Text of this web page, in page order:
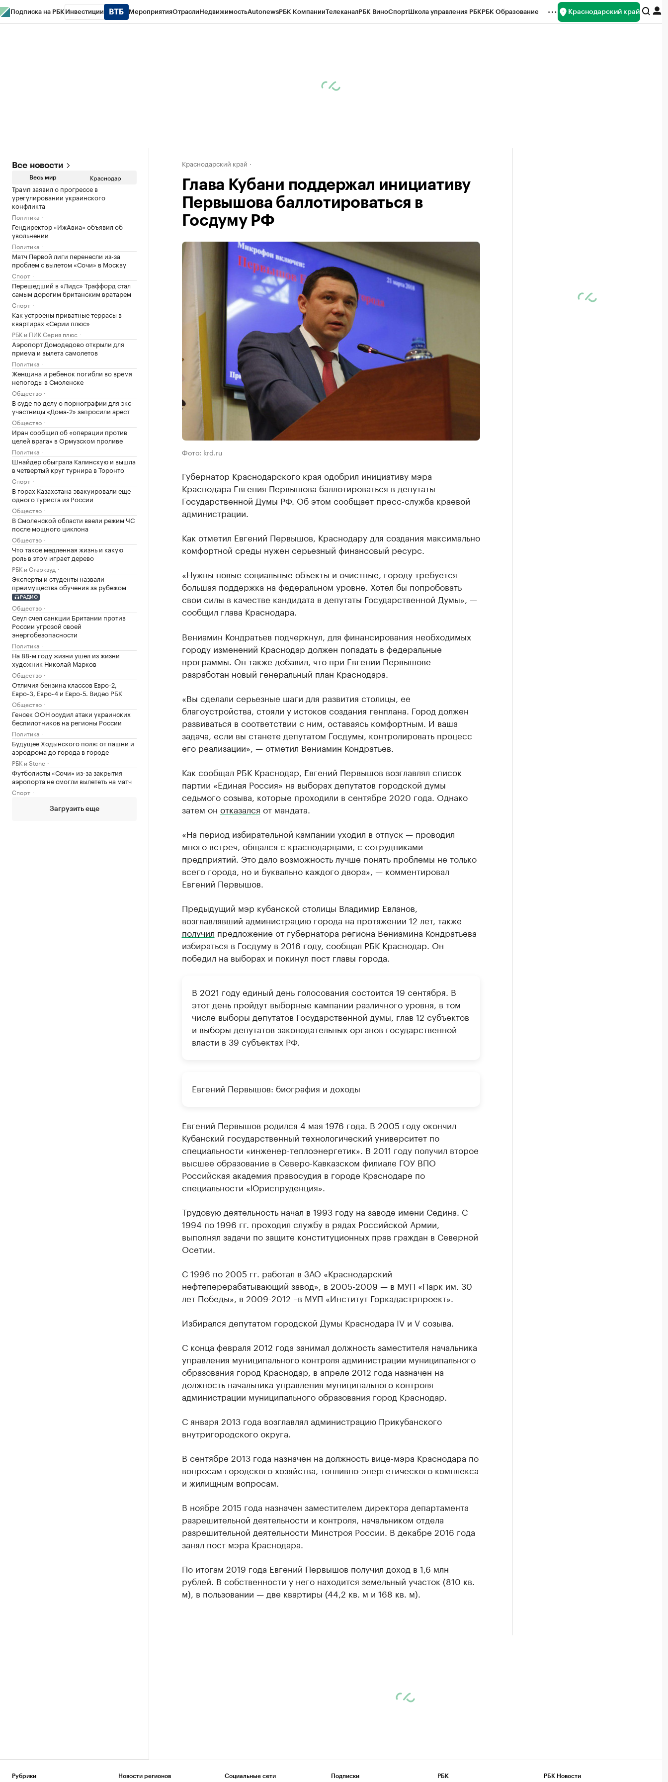
Подписка на РБК Инвестиции МероприятияОтраслиНедвижимостьAutonewsРБК КомпанииТелеканалРБК ВиноСпортШкола управления РБКРБК Образование Краснодарский край
Все новости
Весь мир Краснодар
Трамп заявил о прогрессе в
урегулировании украинского
конфликта
Политика
Гендиректор «ИжАвиа» объявил об
увольнении
Политика
Матч Первой лиги перенесли из-за
проблем с вылетом «Сочи» в Москву
Спорт
Перешедший в «Лидс» Траффорд стал
самым дорогим британским вратарем
Спорт
Как устроены приватные террасы в
квартирах «Серии плюс»
РБК и ПИК Серия плюс
Аэропорт Домодедово открыли для
приема и вылета самолетов
Политика
Женщина и ребенок погибли во время
непогоды в Смоленске
Общество
В суде по делу о порнографии для экс-
участницы «Дома-2» запросили арест
Общество
Иран сообщил об «операции против
целей врага» в Ормузском проливе
Политика
Шнайдер обыграла Калинскую и вышла
в четвертый круг турнира в Торонто
Спорт
В горах Казахстана эвакуировали еще
одного туриста из России
Общество
В Смоленской области ввели режим ЧС
после мощного циклона
Общество
Что такое медленная жизнь и какую
роль в этом играет дерево
РБК и Старквуд
Эксперты и студенты назвали
преимущества обучения за рубежом
РАДИО
Общество
Сеул счел санкции Британии против
России угрозой своей
энергобезопасности
Политика
На 88-м году жизни ушел из жизни
художник Николай Марков
Общество
Отличия бензина классов Евро-2,
Евро-3, Евро-4 и Евро-5. Видео РБК
Общество
Генсек ООН осудил атаки украинских
беспилотников на регионы России
Политика
Будущее Ходынского поля: от пашни и
аэродрома до города в городе
РБК и Stone
Футболисты «Сочи» из-за закрытия
аэропорта не смогли вылететь на матч
Спорт
Загрузить еще
Краснодарский край
Глава Кубани поддержал инициативу
Первышова баллотироваться в
Госдуму РФ
Фото: krd.ru
Губернатор Краснодарского края одобрил инициативу мэра
Краснодара Евгения Первышова баллотироваться в депутаты
Государственной Думы РФ. Об этом сообщает пресс-служба краевой
администрации.
Как отметил Евгений Первышов, Краснодару для создания максимально
комфортной среды нужен серьезный финансовый ресурс.
«Нужны новые социальные объекты и очистные, городу требуется
большая поддержка на федеральном уровне. Хотел бы попробовать
свои силы в качестве кандидата в депутаты Государственной Думы», —
сообщил глава Краснодара.
Вениамин Кондратьев подчеркнул, для финансирования необходимых
городу изменений Краснодар должен попадать в федеральные
программы. Он также добавил, что при Евгении Первышове
разработан новый генеральный план Краснодара.
«Вы сделали серьезные шаги для развития столицы, ее
благоустройства, стояли у истоков создания генплана. Город должен
развиваться в соответствии с ним, оставаясь комфортным. И ваша
задача, если вы станете депутатом Госдумы, контролировать процесс
его реализации», — отметил Вениамин Кондратьев.
Как сообщал РБК Краснодар, Евгений Первышов возглавлял список
партии «Единая Россия» на выборах депутатов городской думы
седьмого созыва, которые проходили в сентябре 2020 года. Однако
затем он отказался от мандата.
«На период избирательной кампании уходил в отпуск — проводил
много встреч, общался с краснодарцами, с сотрудниками
предприятий. Это дало возможность лучше понять проблемы не только
всего города, но и буквально каждого двора», — комментировал
Евгений Первышов.
Предыдущий мэр кубанской столицы Владимир Евланов,
возглавлявший администрацию города на протяжении 12 лет, также
получил предложение от губернатора региона Вениамина Кондратьева
избираться в Госдуму в 2016 году, сообщал РБК Краснодар. Он
победил на выборах и покинул пост главы города.
В 2021 году единый день голосования состоится 19 сентября. В
этот день пройдут выборные кампании различного уровня, в том
числе выборы депутатов Государственной думы, глав 12 субъектов
и выборы депутатов законодательных органов государственной
власти в 39 субъектах РФ.
Евгений Первышов: биография и доходы
Евгений Первышов родился 4 мая 1976 года. В 2005 году окончил
Кубанский государственный технологический университет по
специальности «инженер-теплоэнергетик». В 2011 году получил второе
высшее образование в Северо-Кавказском филиале ГОУ ВПО
Российская академия правосудия в городе Краснодаре по
специальности «Юриспруденция».
Трудовую деятельность начал в 1993 году на заводе имени Седина. С
1994 по 1996 гг. проходил службу в рядах Российской Армии,
выполнял задачи по защите конституционных прав граждан в Северной
Осетии.
С 1996 по 2005 гг. работал в ЗАО «Краснодарский
нефтеперерабатывающий завод», в 2005-2009 — в МУП «Парк им. 30
лет Победы», в 2009-2012 –в МУП «Институт Горкадастрпроект».
Избирался депутатом городской Думы Краснодара IV и V созыва.
С конца февраля 2012 года занимал должность заместителя начальника
управления муниципального контроля администрации муниципального
образования город Краснодар, в апреле 2012 года назначен на
должность начальника управления муниципального контроля
администрации муниципального образования город Краснодар.
С января 2013 года возглавлял администрацию Прикубанского
внутригородского округа.
В сентябре 2013 года назначен на должность вице-мэра Краснодара по
вопросам городского хозяйства, топливно-энергетического комплекса
и жилищным вопросам.
В ноябре 2015 года назначен заместителем директора департамента
разрешительной деятельности и контроля, начальником отдела
разрешительной деятельности Минстроя России. В декабре 2016 года
занял пост мэра Краснодара.
По итогам 2019 года Евгений Первышов получил доход в 1,6 млн
рублей. В собственности у него находится земельный участок (810 кв.
м), в пользовании — две квартиры (44,2 кв. м и 168 кв. м).
Рубрики Новости регионов Социальные сети Подписки РБК РБК Новости